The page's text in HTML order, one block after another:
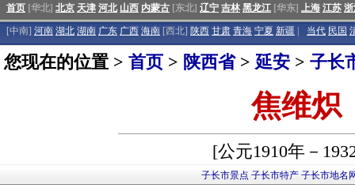
首页 [华北] 北京 天津 河北 山西 内蒙古 [东北] 辽宁 吉林 黑龙江 [华东] 上海 江苏
[中南] 河南 湖北 湖南 广东 广西 海南 [西北] 陕西 甘肃 青海 宁夏 新疆 当代 民国
您现在的位置 > 首页 > 陕西省> 延安 > 子长
焦维炽
[公元1910年－
子长市景点 子长市特产 子长市地名